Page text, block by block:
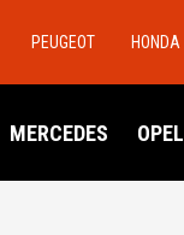
PEUGEOT HONDA
MERCEDES OPEL